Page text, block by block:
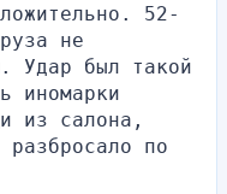
52-
не
Удар был такой
иномарки
из салона,
по